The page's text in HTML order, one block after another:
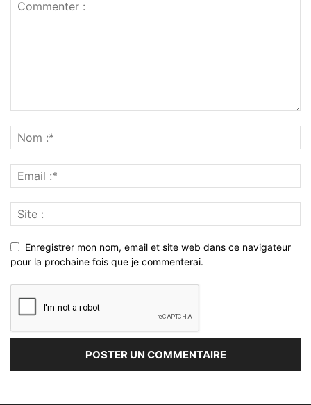
Enregistrer mon nom, email et site web dans ce navigateur
pour la prochaine fois que je commenterai.